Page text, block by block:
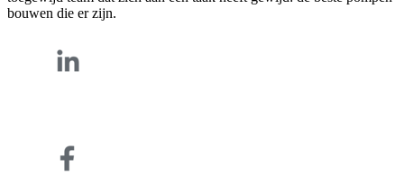
bouwen die er zijn.